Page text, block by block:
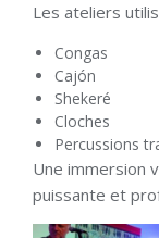
Les ateliers
Congas
Cajón
Shekeré
Cloches
Percussions
Une immersion
puissante et